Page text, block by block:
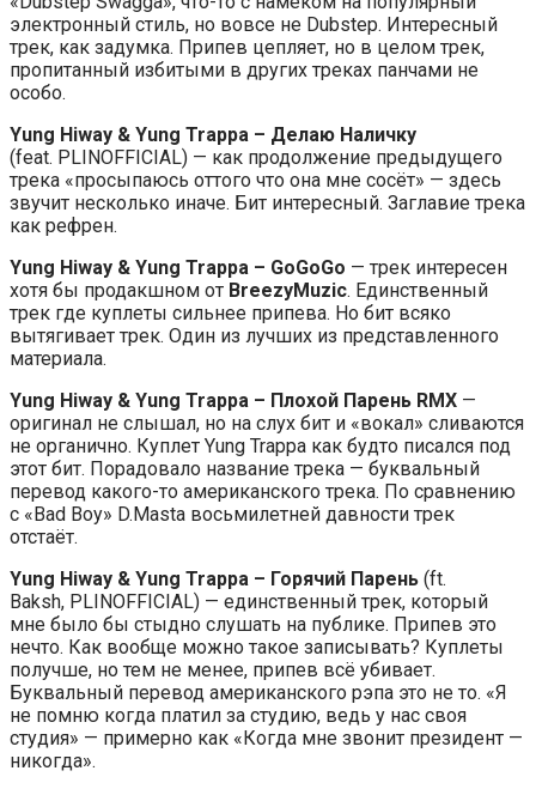
электронный стиль, но вовсе не Dubstep. Интересный
трек, как задумка. Припев цепляет, но в целом трек,
пропитанный избитыми в других треках панчами не
особо.
Yung Hiway & Yung Trappa – Делаю Наличку
(feat. PLINOFFICIAL) — как продолжение предыдущего
трека «просыпаюсь оттого что она мне сосёт» — здесь
звучит несколько иначе. Бит интересный. Заглавие трека
как рефрен.
Yung Hiway & Yung Trappa – GoGoGo — трек интересен
хотя бы продакшном от BreezyMuzic. Единственный
трек где куплеты сильнее припева. Но бит всяко
вытягивает трек. Один из лучших из представленного
материала.
Yung Hiway & Yung Trappa – Плохой Парень RMX —
оригинал не слышал, но на слух бит и «вокал» сливаются
не органично. Куплет Yung Trappa как будто писался под
этот бит. Порадовало название трека — буквальный
перевод какого-то американского трека. По сравнению
с «Bad Boy» D.Masta восьмилетней давности трек
отстаёт.
Yung Hiway & Yung Trappa – Горячий Парень (ft.
Baksh, PLINOFFICIAL) — единственный трек, который
мне было бы стыдно слушать на публике. Припев это
нечто. Как вообще можно такое записывать? Куплеты
получше, но тем не менее, припев всё убивает.
Буквальный перевод американского рэпа это не то. «Я
не помню когда платил за студию, ведь у нас своя
студия» — примерно как «Когда мне звонит президент —
никогда».